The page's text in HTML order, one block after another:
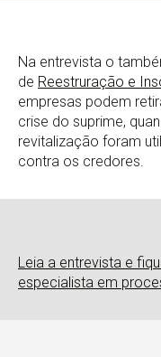
Na entrevista o
de Reestruração e
empresas podem
crise do suprime,
revitalização foram
contra os credores.
Leia a entrevista e
especialista em